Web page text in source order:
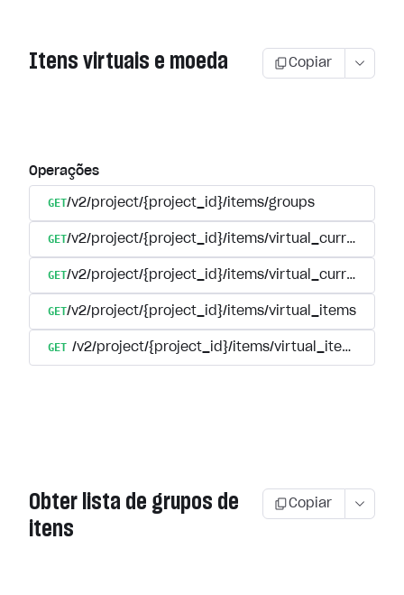
Itens virtuais e moeda Copiar
Operações
GET/v2/project/{project_id}/items/groups
GET/v2/project/{project_id}/items/virtual_currency
GET/v2/project/{project_id}/items/virtual_currency/
GET/v2/project/{project_id}/items/virtual_items
GET /v2/project/{project_id}/items/virtual_items/
Obter lista de grupos de
itens
Copiar